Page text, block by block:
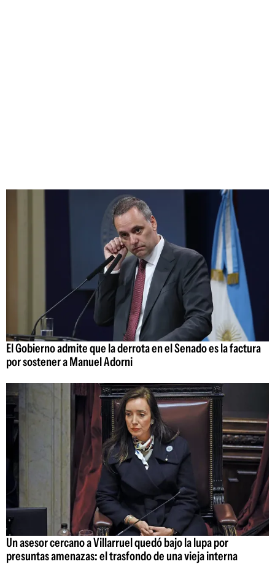
El Gobierno admite que la derrota en el Senado es la factura
por sostener a Manuel Adorni
Un asesor cercano a Villarruel quedó bajo la lupa por
presuntas amenazas: el trasfondo de una vieja interna